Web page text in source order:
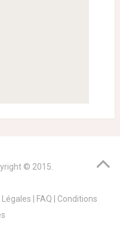
© 2015.
FAQ
Conditions